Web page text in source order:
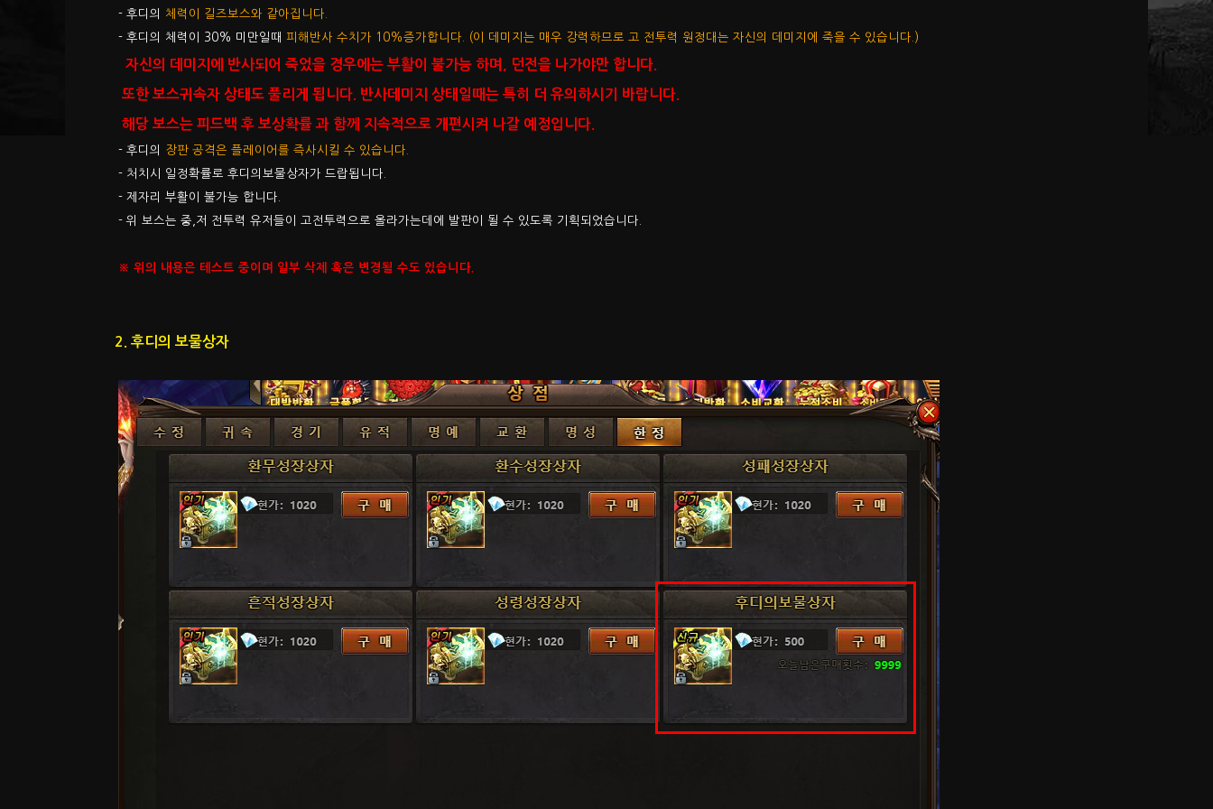
- 후디의
체력이 길즈보스와 같아집니다.
- 후디의 체력이 30% 미만일때 피해반사 수치가 10%증가합니다. (이 데미지는 매우 강력하므로 고 전투력 원정대는 자신의 데미지에 죽을 수 있습니다.)
자신의 데미지에 반사되어 죽었을 경우에는 부활이 불가능 하며, 던전을 나가야만 합니다.
또한 보스귀속자 상태도 풀리게 됩니다. 반사데미지 상태일때는 특히 더 유의하시기 바랍니다.
해당 보스는 피드백 후 보상확률 과 함께 지속적으로 개편시켜 나갈 예정입니다.
- 후디의 장판 공격은 플레이어를 즉사시킬 수 있습니다.
- 처치시 일정확률로 후디의보물상자가 드랍됩니다.
- 제자리 부활이 불가능 합니다.
- 위 보스는 중,저 전투력 유저들이 고전투력으로 올라가는데에 발판이 될 수 있도록 기획되었습니다.
※ 위의 내용은 테스트 중이며 일부 삭제 혹은 변경될 수도 있습니다.
2. 후디의 보물상자